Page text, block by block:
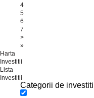
4
5
6
7
>
»
Harta
Investitii
Lista
Investitii
Categorii de